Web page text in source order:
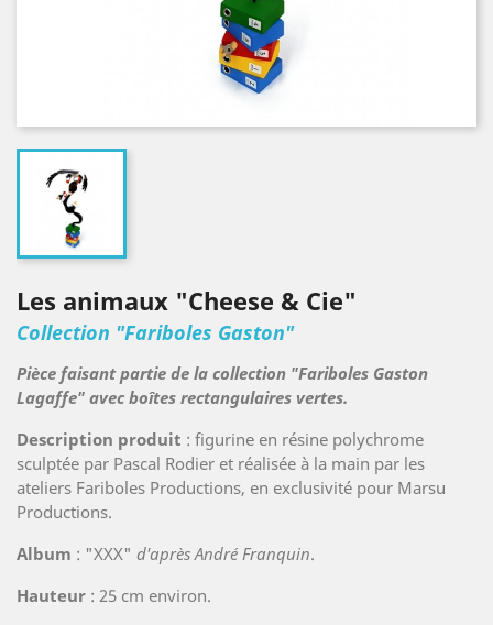
Les animaux "Cheese & Cie"
Collection "Fariboles Gaston"
Pièce faisant partie de la collection "Fariboles Gaston
Lagaffe" avec boîtes rectangulaires vertes.
Description produit : figurine en résine polychrome
sculptée par Pascal Rodier et réalisée à la main par les
ateliers Fariboles Productions, en exclusivité pour Marsu
Productions.
Album : "XXX" d'après André Franquin.
Hauteur : 25 cm environ.